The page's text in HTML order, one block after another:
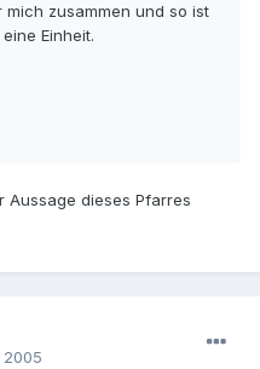
zusammen und so ist
Einheit.
Aussage dieses Pfarres
2005